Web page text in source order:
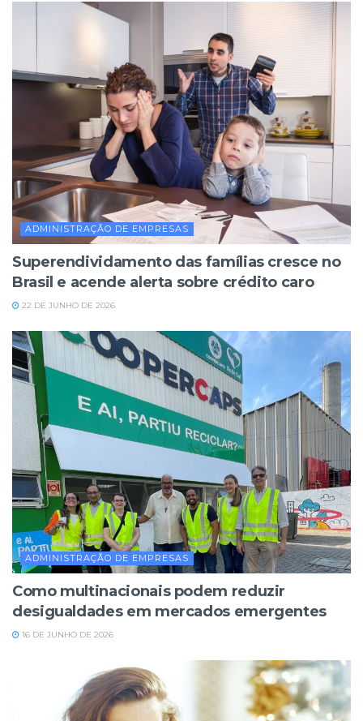
ADMINISTRAÇÃO DE EMPRESAS
Superendividamento das famílias cresce no
Brasil e acende alerta sobre crédito caro
22 DE JUNHO DE 2026
ADMINISTRAÇÃO DE EMPRESAS
Como multinacionais podem reduzir
desigualdades em mercados emergentes
16 DE JUNHO DE 2026